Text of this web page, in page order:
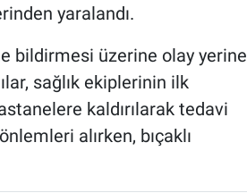
yaralandı.
bildirmesi üzerine olay yerine
sağlık ekiplerinin ilk
kaldırılarak tedavi
alırken, bıçaklı